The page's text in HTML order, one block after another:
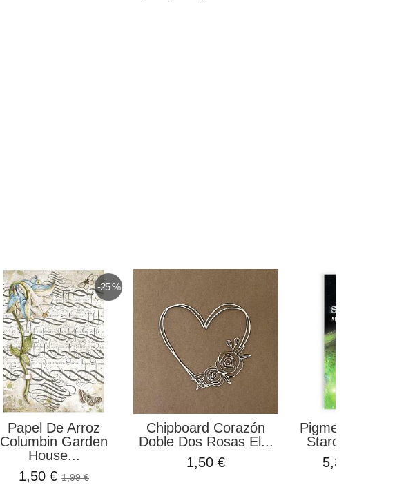
-25 %
Papel De Arroz
Columbin Garden
House...
1,50 €1,99 €
Chipboard Corazón
Doble Dos Rosas El...
1,50 €
Pigmento
Stardust
5,35 €